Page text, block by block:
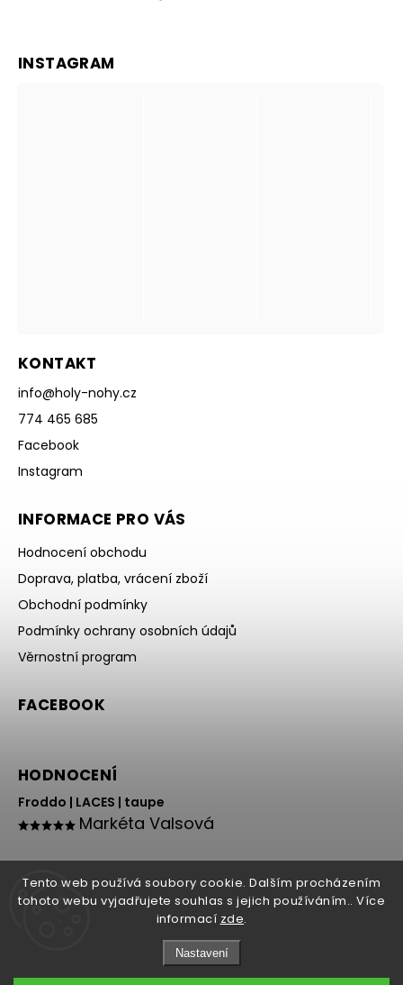
Tento web používá soubory cookie. Dalším procházením
tohoto webu vyjadřujete souhlas s jejich používáním.. Více
informací zde.
Nastavení
KONTAKT
info@holy-nohy.cz
774 465 685
Facebook
Instagram
INFORMACE PRO VÁS
Hodnocení obchodu
Doprava, platba, vrácení zboží
Obchodní podmínky
Podmínky ochrany osobních údajů
Věrnostní program
FACEBOOK
INSTAGRAM
HODNOCENÍ
Froddo | LACES | taupe
Markéta Valsová